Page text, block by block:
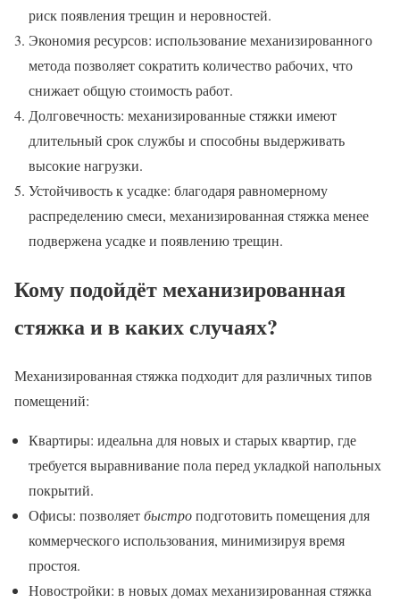
риск появления трещин и неровностей.
Экономия ресурсов: использование механизированного
метода позволяет сократить количество рабочих, что
снижает общую стоимость работ.
Долговечность: механизированные стяжки имеют
длительный срок службы и способны выдерживать
высокие нагрузки.
Устойчивость к усадке: благодаря равномерному
распределению смеси, механизированная стяжка менее
подвержена усадке и появлению трещин.
Кому подойдёт механизированная
стяжка и в каких случаях?
Механизированная стяжка подходит для различных типов
помещений:
Квартиры: идеальна для новых и старых квартир, где
требуется выравнивание пола перед укладкой напольных
покрытий.
Офисы: позволяетбыстроподготовить помещения для
коммерческого использования, минимизируя время
простоя.
Новостройки: в новых домах механизированная стяжка